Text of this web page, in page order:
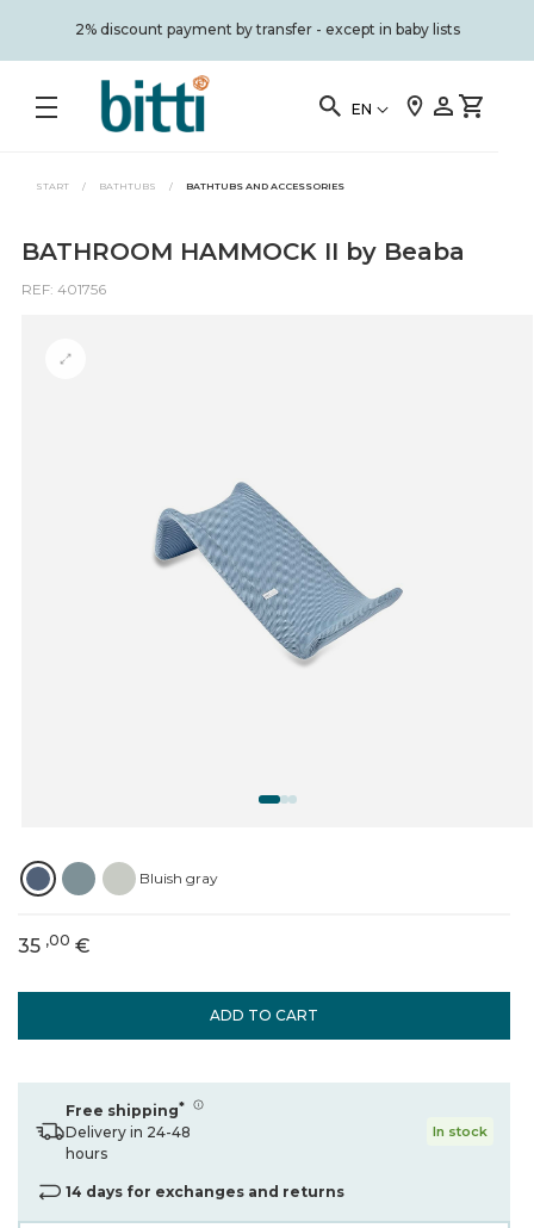
2% discount payment by transfer - except in baby lists
EN
START / BATHTUBS / BATHTUBS AND ACCESSORIES
BATHROOM HAMMOCK II by Beaba
REF: 401756
Bluish gray
ADD TO CART
35 ,00 €
Free shipping*
Delivery in 24-48
hours
In stock
14 days for exchanges and returns